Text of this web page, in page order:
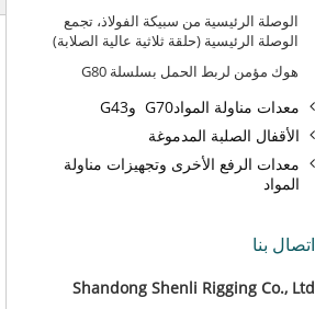
الوصلة الرئيسية من سبيكة الفولاذ، تجمع
الوصلة الرئيسية (حلقة ثلاثية عالية الصلابة)
هوك مؤمن لربط الحمل بسلسلة G80
معدات مناولة الموادG70 وG43
الأقفال الصلبة المدموغة
معدات الرفع الأخرى وتجهيزات مناولة
المواد
اتصال بنا
Shandong Shenli Rigging Co., Ltd